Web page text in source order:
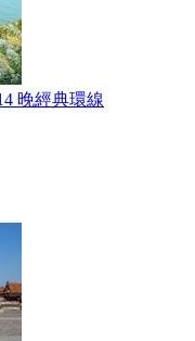
晚經典環線